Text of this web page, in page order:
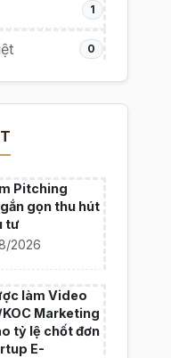
1
0
Pitching
gọn thu hút
tư
2026
làm Video
Marketing
tỷ lệ chốt đơn
E-